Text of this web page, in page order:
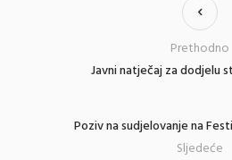
Javni natječaj za dodjelu
Prethodno
Poziv na sudjelovanje na
Sljedeće